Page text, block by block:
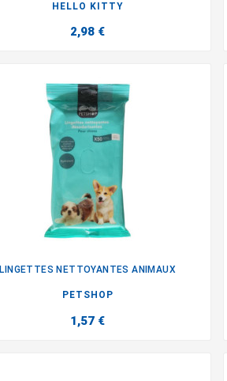
HELLO KITTY
2,98 €
LINGETTES NETTOYANTES ANIMAUX
PETSHOP
1,57 €